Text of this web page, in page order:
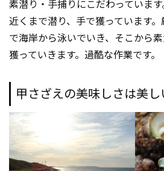
素潜り・手捕りにこだわっていま
近くまで潜り、手で獲っています
で海岸から泳いでいき、そこから
獲っていきます。過酷な作業です。
甲さざえの美味しさは美